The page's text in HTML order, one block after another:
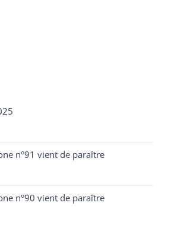
n°91 vient de paraître
n°90 vient de paraître